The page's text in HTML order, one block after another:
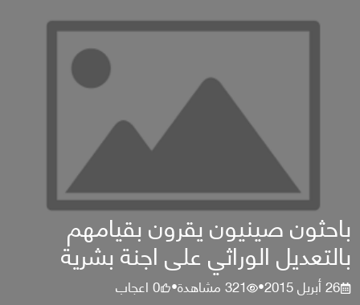
باحثون صينيون يقرون بقيامهم
بالتعديل الوراثي على اجنة بشرية
26 أبريل 2015 •
321مشاهدة•
0اعجاب